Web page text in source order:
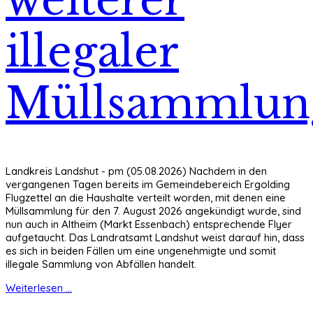
illegaler
Landkreis Landshut - pm (05.08.2026) Nachdem in den
vergangenen Tagen bereits im Gemeindebereich Ergolding
Flugzettel an die Haushalte verteilt worden, mit denen eine
Müllsammlung für den 7. August 2026 angekündigt wurde, sind
nun auch in Altheim (Markt Essenbach) entsprechende Flyer
aufgetaucht. Das Landratsamt Landshut weist darauf hin, dass
es sich in beiden Fällen um eine ungenehmigte und somit
illegale Sammlung von Abfällen handelt.
Weiterlesen ...